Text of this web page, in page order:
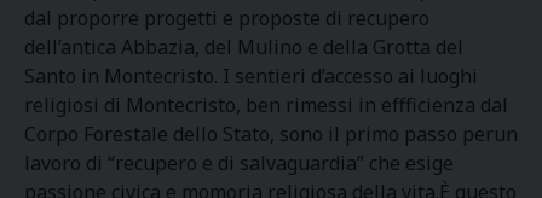
dal proporre progetti e proposte di recupero
dell’antica Abbazia, del Mulino e della Grotta del
Santo in Montecristo. I sentieri d’accesso ai luoghi
religiosi di Montecristo, ben rimessi in effficienza dal
Corpo Forestale dello Stato, sono il primo passo perun
lavoro di “recupero e di salvaguardia” che esige
passione civica e momoria religiosa della vita.È questo